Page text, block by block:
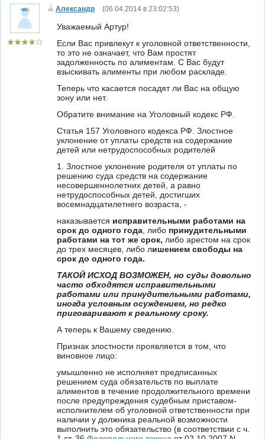
Александр (06.04.2014 в 23:02:53)
Уважаемый Артур!
Если Вас привлекут к уголовной ответственности,
то это не означает, что Вам простят
задолженность по алиментам. С Вас будут
взыскивать алименты при любом раскладе.
Теперь что касается посадят ли Вас на общую
зону или нет.
Обратите внимание на Уголовный кодекс РФ.
Статья 157 Уголовного кодекса РФ. Злостное
уклонение от уплаты средств на содержание
детей или нетрудоспособных родителей
1. Злостное уклонение родителя от уплаты по
решению суда средств на содержание
несовершеннолетних детей, а равно
нетрудоспособных детей, достигших
восемнадцатилетнего возраста, -
наказывается исправительными работами на
срок до одного года , либо принудительными
работами на тот же срок, либо арестом на срок
до трех месяцев, либо лишением свободы на
срок до одного года.
ТАКОЙ ИСХОД ВОЗМОЖЕН, но суды довольно
часто обходятся исправительными
работами или принудительными работами,
иногда условным осуждением, но редко
приговаривают к реальному сроку.
А теперь к Вашему сведению.
Признак злостности проявляется в том, что
виновное лицо:
умышленно не исполняет предписанных
решением суда обязательств по выплате
алиментов в течение продолжительного времени
после предупреждения судебным приставом-
исполнителем об уголовной ответственности при
наличии у должника реальной возможности
выполнить это обязательство (в соответствии с ч.